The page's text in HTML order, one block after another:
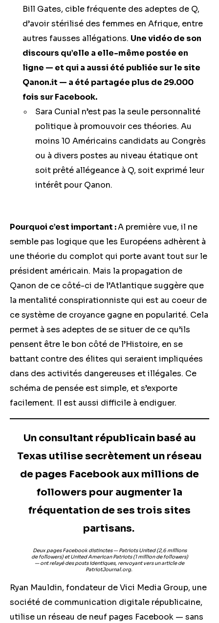
Bill Gates, cible fréquente des adeptes de Q,
d’avoir stérilisé des femmes en Afrique, entre
autres fausses allégations. Une vidéo de son
discours qu’elle a elle-même postée en
ligne — et qui a aussi été publiée sur le site
Qanon.it — a été partagée plus de 29.000
fois sur Facebook.
Sara Cunial n’est pas la seule personnalité
politique à promouvoir ces théories. Au
moins 10 Américains candidats au Congrès
ou à divers postes au niveau étatique ont
soit prêté allégeance à Q, soit exprimé leur
intérêt pour Qanon.
Pourquoi c’est important :A première vue, il ne
semble pas logique que les Européens adhèrent à
une théorie du complot qui porte avant tout sur le
président américain. Mais la propagation de
Qanon de ce côté-ci de l’Atlantique suggère que
la mentalité conspirationniste qui est au coeur de
ce système de croyance gagne en popularité. Cela
permet à ses adeptes de se situer de ce qu’ils
pensent être le bon côté de l’Histoire, en se
battant contre des élites qui seraient impliquées
dans des activités dangereuses et illégales. Ce
schéma de pensée est simple, et s’exporte
facilement. Il est aussi difficile à endiguer.
Un consultant républicain basé au
Texas utilise secrètement un réseau
de pages Facebook aux millions de
followers pour augmenter la
fréquentation de ses trois sites
partisans.
Deux pages Facebook distinctes — Patriots United (2,6 millions
de followers) et United American Patriots (1 million de followers)
— ont relayé des posts identiques, renvoyant vers un article de
PatriotJournal.org.
Ryan Mauldin, fondateur de Vici Media Group, une
société de communication digitale républicaine,
utilise un réseau de neuf pages Facebook — sans